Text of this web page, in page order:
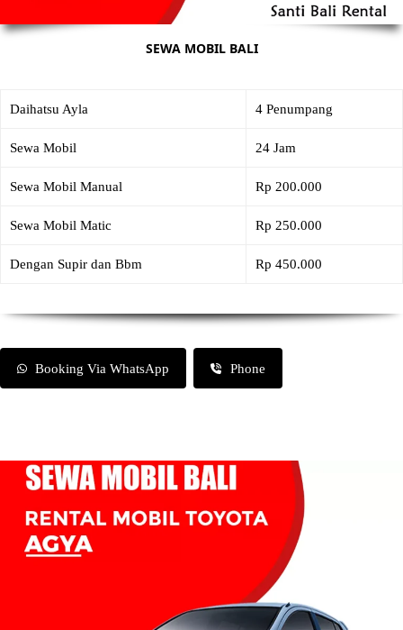
SEWA MOBIL BALI
Daihatsu Ayla 4 Penumpang
Sewa Mobil 24 Jam
Sewa Mobil Manual Rp 200.000
Sewa Mobil Matic Rp 250.000
Dengan Supir dan Bbm Rp 450.000
Booking Via WhatsApp Phone